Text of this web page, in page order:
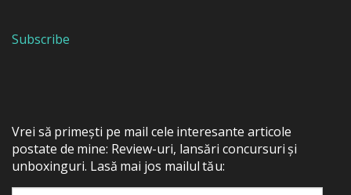
Subscribe
Vrei să primești pe mail cele interesante articole
postate de mine: Review-uri, lansări concursuri și
unboxinguri. Lasă mai jos mailul tău: